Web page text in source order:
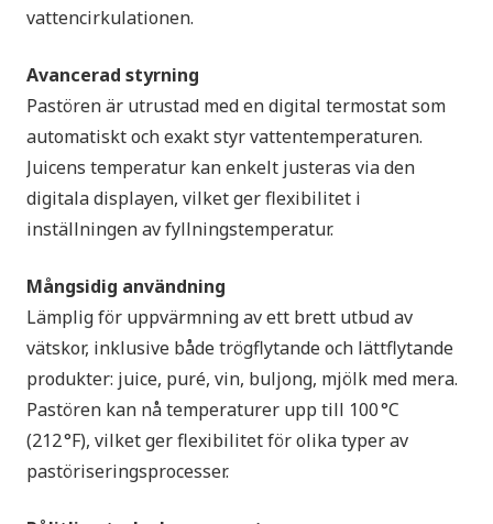
vatten­cirkulationen.
Avancerad styrning
Pastören är utrustad med en digital termostat som
automatiskt och exakt styr vattentemperaturen.
Juicens temperatur kan enkelt justeras via den
digitala displayen, vilket ger flexibilitet i
inställningen av fyllningstemperatur.
Mångsidig användning
Lämplig för uppvärmning av ett brett utbud av
vätskor, inklusive både trögflytande och lättflytande
produkter: juice, puré, vin, buljong, mjölk med mera.
Pastören kan nå temperaturer upp till 100 °C
(212 °F), vilket ger flexibilitet för olika typer av
pastöriseringsprocesser.